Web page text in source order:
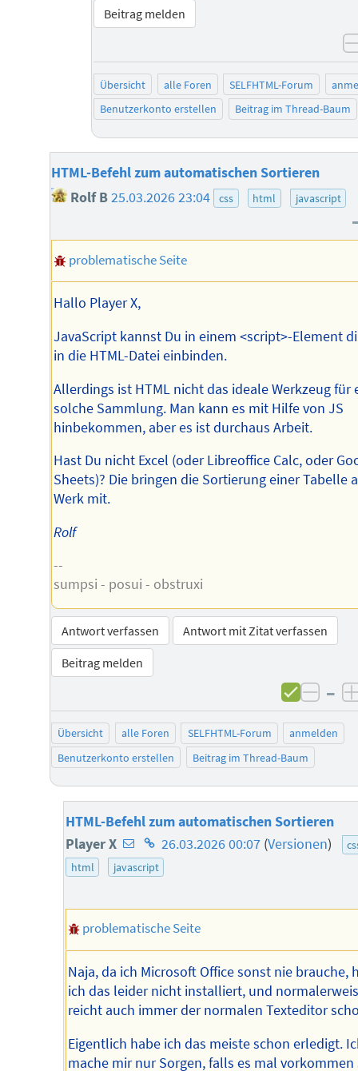
Beitrag melden
Übersicht alle Foren SELFHTML-Forum
Benutzerkonto erstellen
Beitrag im Thread-Baum
HTML-Befehl zum automatischen Sortieren
Rolf B25.03.2026 23:04 css html javascript
problematische Seite
Hallo Player X,
JavaScript kannst Du in einem <script>-Element
in die HTML-Datei einbinden.
Allerdings ist HTML nicht das ideale Werkzeug für
solche Sammlung. Man kann es mit Hilfe von JS
hinbekommen, aber es ist durchaus Arbeit.
Hast Du nicht Excel (oder Libreoffice Calc, oder
Sheets)? Die bringen die Sortierung einer Tabelle
Werk mit.
Rolf
--
sumpsi - posui - obstruxi
Antwort verfassen
Antwort mit Zitat verfassen
Beitrag melden
–
Übersicht alle Foren SELFHTML-Forum
anmelden
Benutzerkonto erstellen
Beitrag im Thread-Baum
HTML-Befehl zum automatischen Sortieren
Player X E-
Mail-
des
Autors
Homepage
des
26.03.2026 00:07 (Versionen)
html
javascript
problematische Seite
Naja, da ich Microsoft Office sonst nie brauche,
ich das leider nicht installiert, und
reicht auch immer der normalen Texteditor
Eigentlich habe ich das meiste schon erledigt.
mache mir nur Sorgen, falls es mal